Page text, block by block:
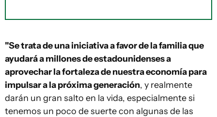
"Se trata de una iniciativa a favor de la familia que
ayudará a millones de estadounidenses a
aprovechar la fortaleza de nuestra economía para
impulsar a la próxima generación, y realmente
darán un gran salto en la vida, especialmente si
tenemos un poco de suerte con algunas de las